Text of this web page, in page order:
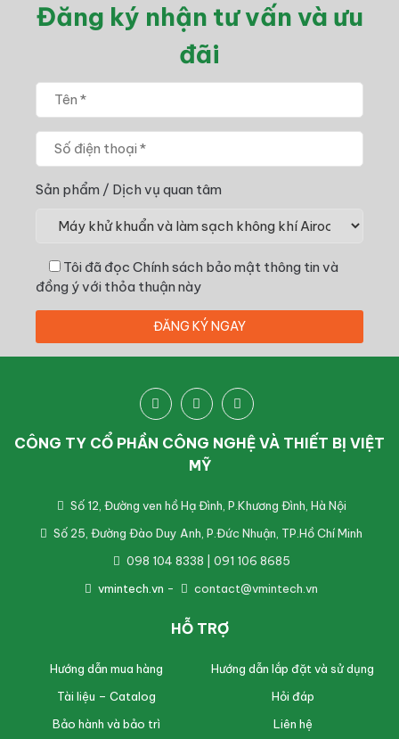
Đăng ký nhận tư vấn và ưu
đãi
Sản phẩm / Dịch vụ quan tâm
Tôi đã đọc Chính sách bảo mật thông tin và
đồng ý với thỏa thuận này
CÔNG TY CỔ PHẦN CÔNG NGHỆ VÀ THIẾT BỊ VIỆT
MỸ
Số 12, Đường ven hồ Hạ Đình, P.Khương Đình, Hà Nội
Số 25, Đường Đào Duy Anh, P.Đức Nhuận, TP.Hồ Chí Minh
098 104 8338 | 091 106 8685
vmintech.vn - contact@vmintech.vn
HỖ TRỢ
Hướng dẫn mua hàng
Hướng dẫn lắp đặt và sử dụng
Tài liệu – Catalog
Hỏi đáp
Bảo hành và bảo trì
Liên hệ